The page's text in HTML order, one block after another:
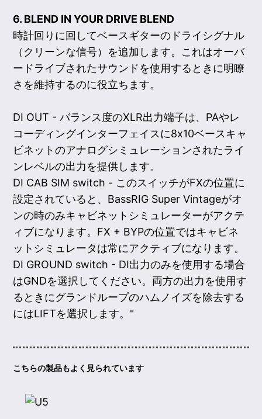
6. BLEND IN YOUR DRIVE BLEND
時計回りに回してベースギターのドライシグナル
（クリーンな信号）を追加します。これはオーバ
ードライブされたサウンドを使用するときに明瞭
さを維持するのに役立ちます。
DI OUT - バランス度のXLR出力端子は、PAやレ
コーディングインターフェイスに8x10ベースキャ
ビネットのアナログシミュレーションされたライ
ンレベルの出力を提供します。
DI CAB SIM switch - このスイッチがFXの位置に
設定されていると、BassRIG Super Vintageがオ
ンの時のみキャビネットシミュレーターがアクテ
ィブになります。FX + BYPの位置ではキャビネ
ットシミュレータは常にアクティブになります。
DI GROUND switch - DI出力のみを使用する場合
はGNDを選択してください。両方の出力を使用す
るときにグランドループのハムノイズを除去する
にはLIFTを選択します。"
こちらの製品もよく見られています